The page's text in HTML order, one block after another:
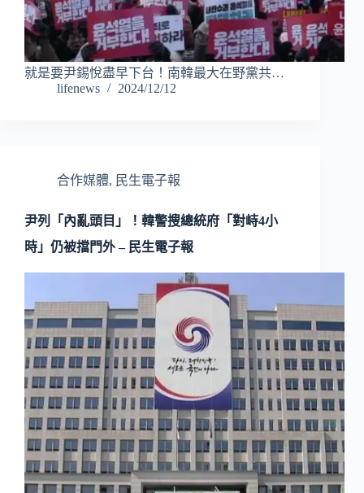
就是要尹錫悅盡早下台！南韓最大在野黨共…
lifenews
2024/12/12
合作媒體, 民生電子報
尹列「內亂頭目」！韓警搜總統府「對峙4小
時」仍被擋門外 – 民生電子報